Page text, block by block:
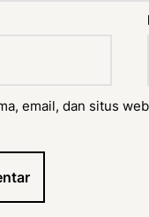
email, dan situs